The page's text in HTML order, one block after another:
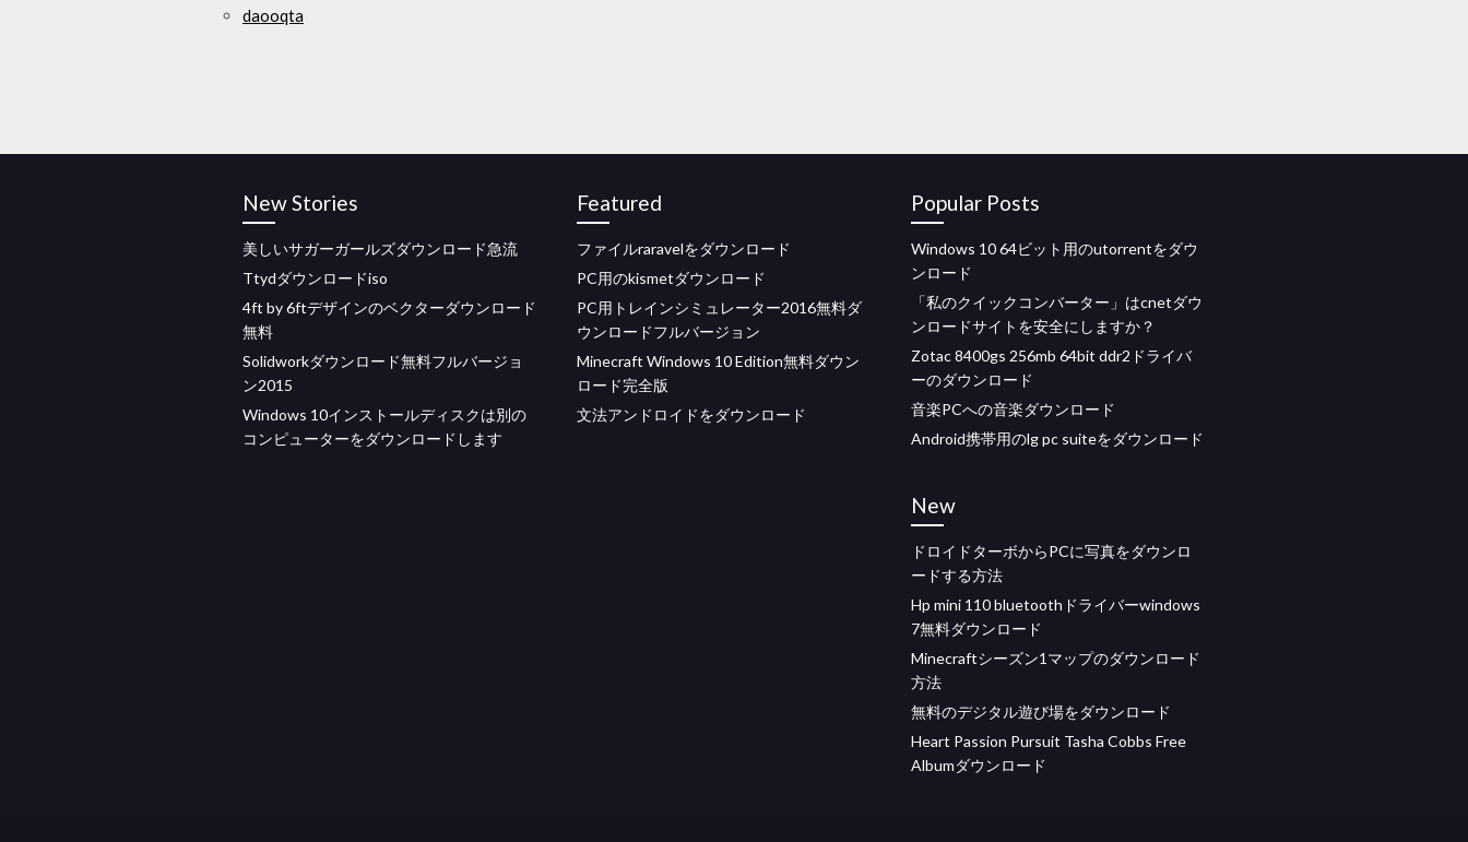
daooqta
New Stories
美しいサガーガールズダウンロード急流
Ttydダウンロードiso
4ft by 6ftデザインのベクターダウンロード
無料
Solidworkダウンロード無料フルバージョ
ン2015
Windows 10インストールディスクは別の
コンピューターをダウンロードします
Featured
ファイルraravelをダウンロード
PC用のkismetダウンロード
PC用トレインシミュレーター2016無料ダ
ウンロードフルバージョン
Minecraft Windows 10 Edition無料ダウン
ロード完全版
文法アンドロイドをダウンロード
Popular Posts
Windows 10 64ビット用のutorrentをダウ
ンロード
「私のクイックコンバーター」はcnetダウ
ンロードサイトを安全にしますか？
Zotac 8400gs 256mb 64bit ddr2ドライバ
ーのダウンロード
音楽PCへの音楽ダウンロード
Android携帯用のlg pc suiteをダウンロード
New
ドロイドターボからPCに写真をダウンロ
ードする方法
Hp mini 110 bluetoothドライバーwindows
7無料ダウンロード
Minecraftシーズン1マップのダウンロード
方法
無料のデジタル遊び場をダウンロード
Heart Passion Pursuit Tasha Cobbs Free
Albumダウンロード